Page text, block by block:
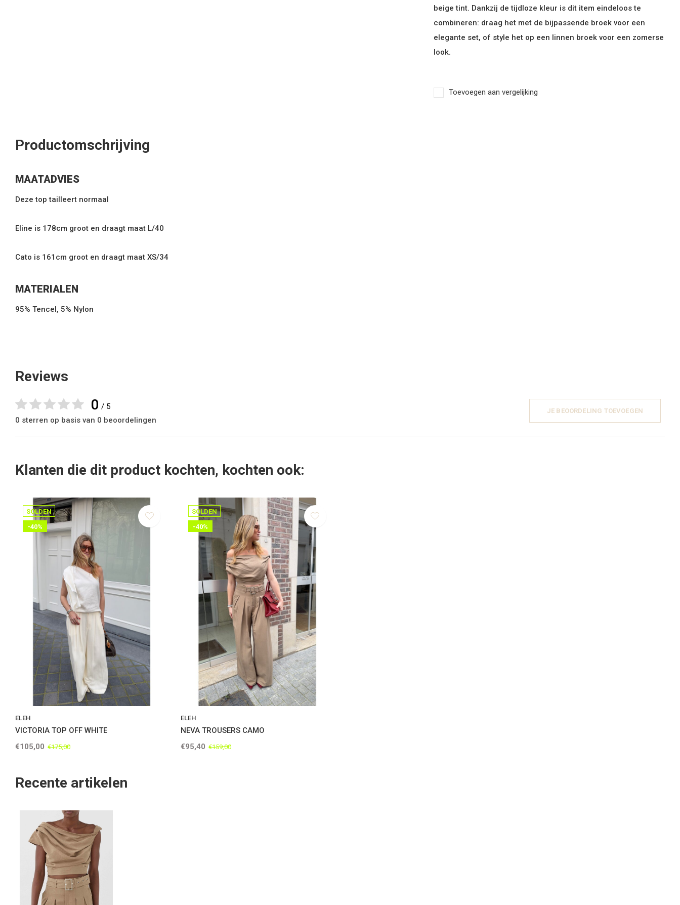
beige tint. Dankzij de tijdloze kleur is dit item eindeloos te
combineren: draag het met de bijpassende broek voor een
elegante set, of style het op een linnen broek voor een zomerse
look.
Toevoegen aan vergelijking
Productomschrijving
MAATADVIES
Deze top tailleert normaal
Eline is 178cm groot en draagt maat L/40
Cato is 161cm groot en draagt maat XS/34
MATERIALEN
95% Tencel, 5% Nylon
Reviews
0 / 5
0 sterren op basis van 0 beoordelingen
JE BEOORDELING TOEVOEGEN
Klanten die dit product kochten, kochten ook:
SOLDEN
-40%
ELEH
VICTORIA TOP OFF WHITE
€105,00 €175,00
SOLDEN
-40%
ELEH
NEVA TROUSERS CAMO
€95,40 €159,00
Recente artikelen